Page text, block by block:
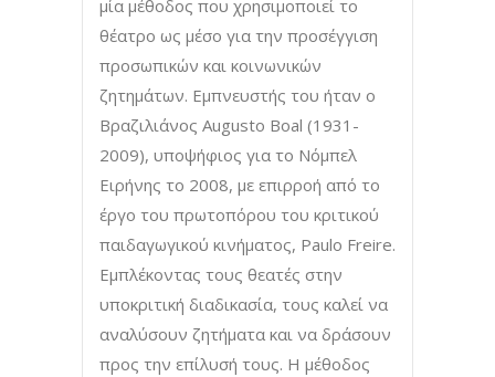
μία μέθοδος που χρησιμοποιεί το
θέατρο ως μέσο για την προσέγγιση
προσωπικών και κοινωνικών
ζητημάτων. Eμπνευστής του ήταν ο
Βραζιλιάνος Augusto Boal (1931-
2009), υποψήφιος για το Νόμπελ
Ειρήνης το 2008, με επιρροή από το
έργο του πρωτοπόρου του κριτικού
παιδαγωγικού κινήματος, Paulo Freire.
Εμπλέκοντας τους θεατές στην
υποκριτική διαδικασία, τους καλεί να
αναλύσουν ζητήματα και να δράσουν
προς την επίλυσή τους. Η μέθοδος